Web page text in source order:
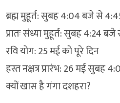
ब्रह्म मुहूर्त: सुबह 4:04 बजे से
प्रातः संध्या मुहूर्त: सुबह 4:24
रवि योग: 25 मई को पूरे दिन
हस्त नक्षत्र प्रारंभ: 26 मई सुबह
क्यों खास है गंगा दशहरा?